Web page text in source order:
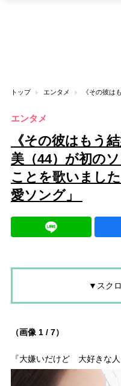
トップ エンタメ
エンタメ
《その彼はもう
美（44）が初の
ことを歌いまし
愛ソング」
▼スク
（画像 1 / 7）
『大嫌いだけど 大好きな